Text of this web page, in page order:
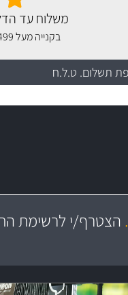
משלוח עד
בקנייה מעל 499 שקלים
תשלום. ט.ל.ח
מקצועיות
ושירות מצויין
הצטרף/י לרשימת